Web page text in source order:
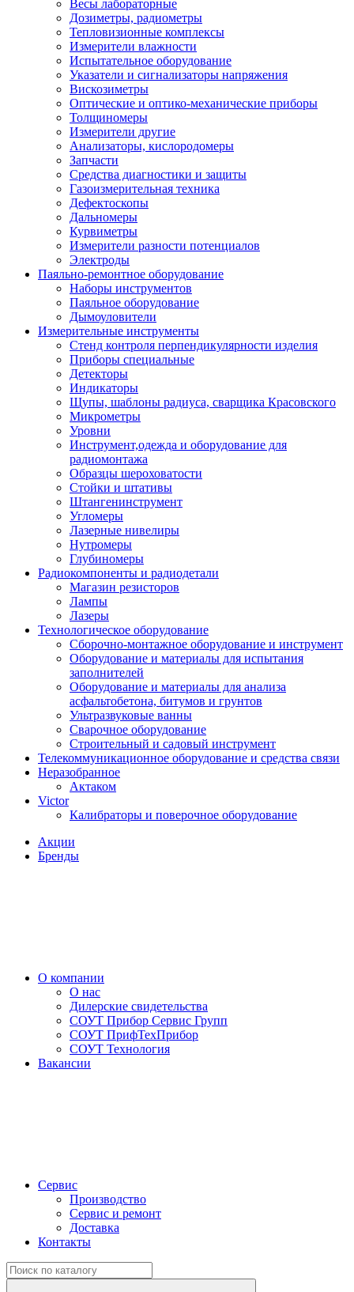
Весы лабораторные
Дозиметры, радиометры
Тепловизионные комплексы
Измерители влажности
Испытательное оборудование
Указатели и сигнализаторы напряжения
Вискозиметры
Оптические и оптико-механические приборы
Толщиномеры
Измерители другие
Анализаторы, кислородомеры
Запчасти
Средства диагностики и защиты
Газоизмерительная техника
Дефектоскопы
Дальномеры
Курвиметры
Измерители разности потенциалов
Электроды
Паяльно-ремонтное оборудование
Наборы инструментов
Паяльное оборудование
Дымоуловители
Измерительные инструменты
Стенд контроля перпендикулярности изделия
Приборы специальные
Детекторы
Индикаторы
Щупы, шаблоны радиуса, сварщика Красовского
Микрометры
Уровни
Инструмент,одежда и оборудование для
радиомонтажа
Образцы шероховатости
Стойки и штативы
Штангенинструмент
Угломеры
Лазерные нивелиры
Нутромеры
Глубиномеры
Радиокомпоненты и радиодетали
Магазин резисторов
Лампы
Лазеры
Технологическое оборудование
Сборочно-монтажное оборудование и инструмент
Оборудование и материалы для испытания
заполнителей
Оборудование и материалы для анализа
асфальтобетона, битумов и грунтов
Ультразвуковые ванны
Сварочное оборудование
Строительный и садовый инструмент
Телекоммуникационное оборудование и средства связи
Неразобранное
Актаком
Victor
Калибраторы и поверочное оборудование
Акции
Бренды
О компании
О нас
Дилерские свидетельства
СОУТ Прибор Сервис Групп
СОУТ ПрифТехПрибор
СОУТ Технология
Вакансии
Сервис
Производство
Сервис и ремонт
Доставка
Контакты